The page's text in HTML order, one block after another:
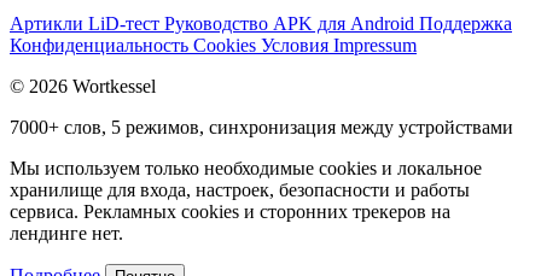
Артикли LiD-тест Руководство APK для Android Поддержка
Конфиденциальность Cookies Условия Impressum
© 2026 Wortkessel
7000+ слов, 5 режимов, синхронизация между устройствами
Мы используем только необходимые cookies и локальное
хранилище для входа, настроек, безопасности и работы
сервиса. Рекламных cookies и сторонних трекеров на
лендинге нет.